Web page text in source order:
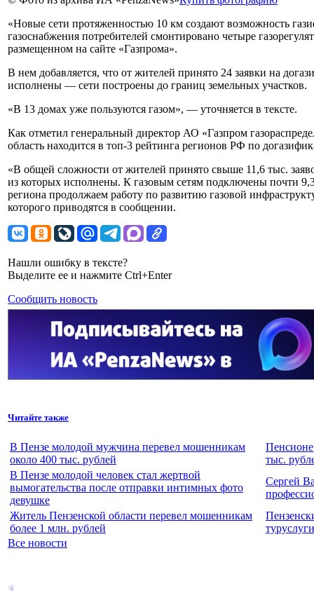
«Новые сети протяженностью 10 км создают возможность
газоснабжения потребителей смонтировано четыре
размещенном на сайте «Газпрома».
В нем добавляется, что от жителей принято 24 заявки на
исполнены — сети построены до границ земельных участков.
«В 13 домах уже пользуются газом», — уточняется в тексте.
Как отметил генеральный директор АО «Газпром
область находится в топ-3 рейтинга регионов РФ по
«В общей сложности от жителей принято свыше 11,6 тыс.
из которых исполнены. К газовым сетям подключены почти
региона продолжаем работу по развитию газовой
которого приводятся в сообщении.
Нашли ошибку в тексте?
Выделите ее и нажмите Ctrl+Enter
Сообщить новость
Читайте также
В Пензе молодой мужчина перевел мошенникам
около 400 тыс. рублей
тыс.
В Пензе молодой человек стал жертвой
вымогательства после отправки интимных фото
девушке
Сергей
Житель Пензенской области перевел мошенникам
более 1 млн. рублей
Все новости